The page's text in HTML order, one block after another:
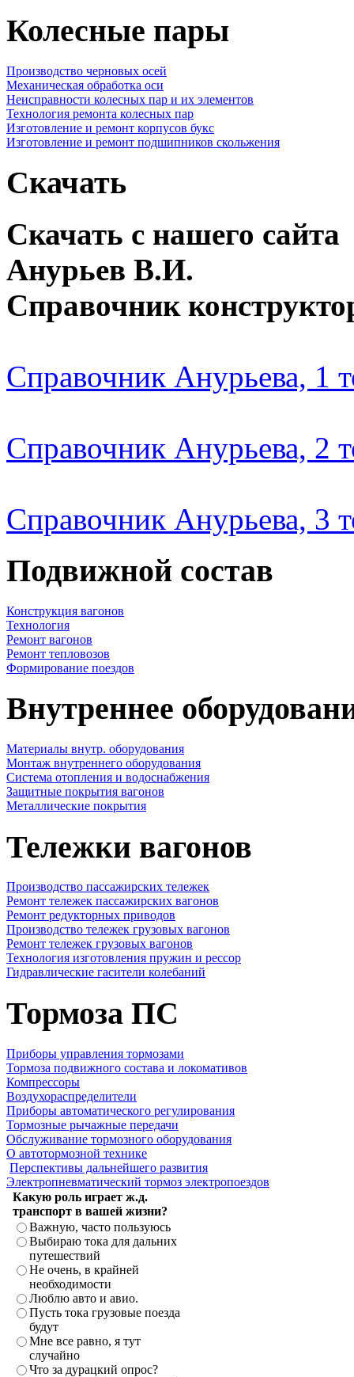
Колесные пары
Производство черновых осей
Механическая обработка оси
Неисправности колесных пар и их элементов
Технология ремонта колесных пар
Изготовление и ремонт корпусов букс
Изготовление и ремонт подшипников скольжения
Скачать
Скачать с нашего сайта
Анурьев В.И.
Справочник
Справочник Анурьева, 1
Справочник Анурьева, 2
Справочник Анурьева, 3
Подвижной состав
Конструкция вагонов
Технология
Ремонт вагонов
Ремонт тепловозов
Формирование поездов
Внутреннее
Материалы внутр. оборудования
Монтаж внутреннего оборудования
Cистема отопления и водоснабжения
Защитные покрытия вагонов
Металлические покрытия
Тележки вагонов
Производство пассажирских тележек
Ремонт тележек пассажирских вагонов
Ремонт редукторных приводов
Производство тележек грузовых вагонов
Ремонт тележек грузовых вагонов
Технология изготовления пружин и рессор
Гидравлические гасители колебаний
Тормоза ПС
Приборы управления тормозами
Тормоза подвижного состава и локомативов
Компрессоры
Воздухораспределители
Приборы автоматического регулирования
Тормозные рычажные передачи
Обслуживание тормозного оборудования
О автотормозной технике
Перспективы дальнейшего развития
Электропневматический тормоз электропоездов
Какую роль играет ж.д.
транспорт в вашей жизни?
Важную, часто пользуюсь
Выбираю тока для дальних
путешествий
Не очень, в крайней
необходимости
Люблю авто и авио.
Пусть тока грузовые поезда
будут
Мне все равно, я тут
случайно
Что за дурацкий опрос?